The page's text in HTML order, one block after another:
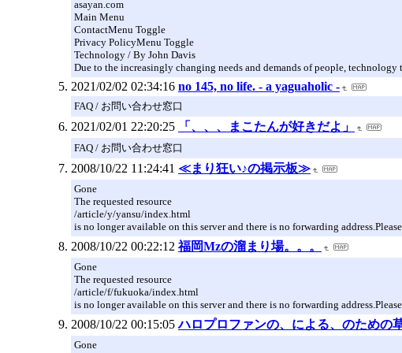
asayan.com
Main Menu
ContactMenu Toggle
Privacy PolicyMenu Toggle
Technology / By John Davis
Due to the increasingly changing needs and demands of people, technology
2021/02/02 02:34:16 no 145, no life. - a yaguaholic -
FAQ / お問い合わせ窓口
2021/02/01 22:20:25 「、、、まこたんが好きだよ」
FAQ / お問い合わせ窓口
2008/10/22 11:24:41 ≪まり狂い♪の掲示板≫
Gone
The requested resource
/article/y/yansu/index.html
is no longer available on this server and there is no forwarding
2008/10/22 00:22:12 福岡Mzの溜まり場。。。
Gone
The requested resource
/article/f/fukuoka/index.html
is no longer available on this server and there is no forwarding
2008/10/22 00:15:05 ハロプロファンの、による、のため
Gone